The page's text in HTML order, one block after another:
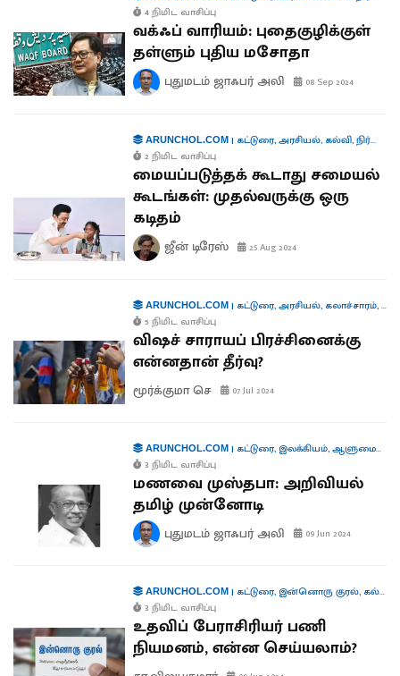
4 நிமிட வாசிப்பு
வக்ஃப் வாரியம்: புதைகுழிக்குள்
தள்ளும் புதிய மசோதா
புதுமடம் ஜாஃபர் அலி 08 Sep 2024
ARUNCHOL.COM| கட்டுரை,அரசியல், கல்வி,நிர்வாகம்
2 நிமிட வாசிப்பு
மையப்படுத்தக் கூடாது சமையல்
கூடங்கள்: முதல்வருக்கு ஒரு
கடிதம்
ஜீன் டிரேஸ் 25 Aug 2024
ARUNCHOL.COM| கட்டுரை,அரசியல், கலாச்சாரம்,
5 நிமிட வாசிப்பு
விஷச் சாராயப் பிரச்சினைக்கு
என்னதான் தீர்வு?
மூர்க்குமா செ 07 Jul 2024
ARUNCHOL.COM| கட்டுரை, இலக்கியம்,ஆளுமைகள்
3 நிமிட வாசிப்பு
மணவை முஸ்தபா: அறிவியல்
தமிழ் முன்னோடி
புதுமடம் ஜாஃபர் அலி 09 Jun 2024
ARUNCHOL.COM| கட்டுரை, இன்னொரு குரல், கல்வி
3 நிமிட வாசிப்பு
உதவிப் பேராசிரியர் பணி
நியமனம், என்ன செய்யலாம்?